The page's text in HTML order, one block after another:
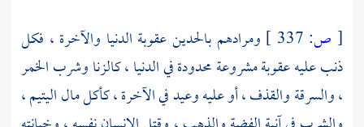
[ ص:
ومرادهم بالحدين عقوبة الدنيا والآخرة ، فكل
ذنب عليه عقوبة مشروعة محدودة في الدنيا ، كالزنا وشرب الخمر
، والسرقة والقذف ، أو عليه وعيد في الآخرة ، كأكل مال اليتيم ،